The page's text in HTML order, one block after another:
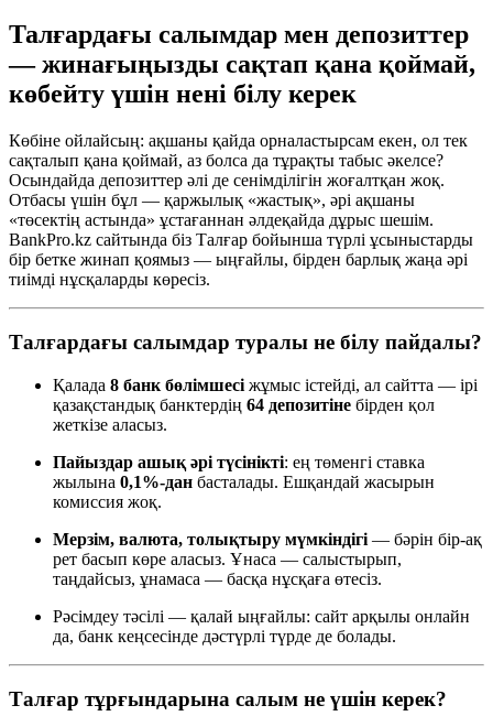
Талғардағы салымдар мен депозиттер
— жинағыңызды сақтап қана қоймай,
көбейту үшін нені білу керек
Көбіне ойлайсың: ақшаны қайда орналастырсам екен, ол тек
сақталып қана қоймай, аз болса да тұрақты табыс әкелсе?
Осындайда депозиттер әлі де сенімділігін жоғалтқан жоқ.
Отбасы үшін бұл — қаржылық «жастық», әрі ақшаны
«төсектің астында» ұстағаннан әлдеқайда дұрыс шешім.
BankPro.kz сайтында біз Талғар бойынша түрлі ұсыныстарды
бір бетке жинап қоямыз — ыңғайлы, бірден барлық жаңа әрі
тиімді нұсқаларды көресіз.
Талғардағы салымдар туралы не білу пайдалы?
Қалада 8 банк бөлімшесі жұмыс істейді, ал сайтта — ірі
қазақстандық банктердің 64 депозитіне бірден қол
жеткізе аласыз.
Пайыздар ашық әрі түсінікті: ең төменгі ставка
жылына 0,1%-дан басталады. Ешқандай жасырын
комиссия жоқ.
Мерзім, валюта, толықтыру мүмкіндігі — бәрін бір-ақ
рет басып көре аласыз. Ұнаса — салыстырып,
таңдайсыз, ұнамаса — басқа нұсқаға өтесіз.
Рәсімдеу тәсілі — қалай ыңғайлы: сайт арқылы онлайн
да, банк кеңсесінде дәстүрлі түрде де болады.
Талғар тұрғындарына салым не үшін керек?